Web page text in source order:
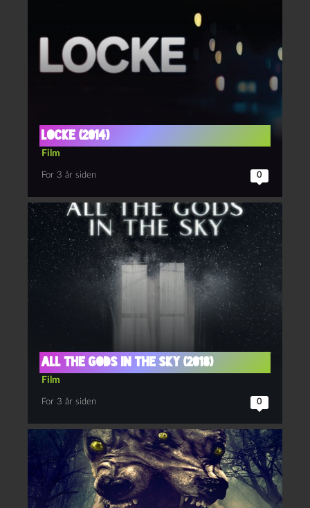
Locke (2014)
Film
For 3 år siden 0
All the gods in the sky (2018)
Film
For 3 år siden 0